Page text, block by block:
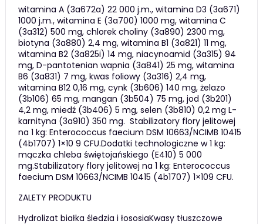
witamina A (3a672a) 22 000 j.m., witamina D3 (3a671)
1000 j.m., witamina E (3a700) 1000 mg, witamina C
(3a312) 500 mg, chlorek choliny (3a890) 2300 mg,
biotyna (3a880) 2,4 mg, witamina B1 (3a821) 11 mg,
witamina B2 (3a825i) 14 mg, niacynoamid (3a315) 94
mg, D-pantotenian wapnia (3a841) 25 mg, witamina
B6 (3a831) 7 mg, kwas foliowy (3a316) 2,4 mg,
witamina B12 0,16 mg, cynk (3b606) 140 mg, żelazo
(3b106) 65 mg, mangan (3b504) 75 mg, jod (3b201)
4,2 mg, miedź (3b406) 5 mg, selen (3b810) 0,2 mg L-
karnityna (3a910) 350 mg. Stabilizatory flory jelitowej
na 1 kg: Enterococcus faecium DSM 10663/NCIMB 10415
(4b1707) 1×10 9 CFU.Dodatki technologiczne w 1 kg:
mączka chleba świętojańskiego (E410) 5 000
mg.Stabilizatory flory jelitowej na 1 kg: Enterococcus
faecium DSM 10663/NCIMB 10415 (4b1707) 1×109 CFU.
ZALETY PRODUKTU
Hydrolizat białka śledzia i łososiaKwasy tłuszczowe